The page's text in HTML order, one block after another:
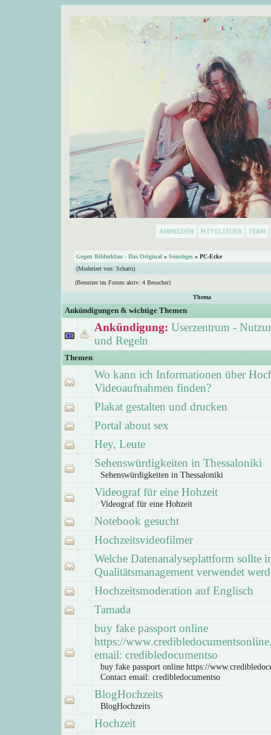
Gegen Bilderklau - Das Original » Sonstiges » PC-Ecke
(Moderiert von: Schatti)
(Benutzer im Forum aktiv: 4 Besucher)
Thema
Ankündigungen & wichtige Themen
Ankündigung: Userzentrum -
und Regeln
Themen
Wo kann ich Informationen über
Videoaufnahmen finden?
Plakat gestalten und drucken
Portal about sex
Hey, Leute
Sehenswürdigkeiten in Thessaloniki
Sehenswürdigkeiten in Thessaloniki
Videograf für eine Hohzeit
Videograf für eine Hohzeit
Notebook gesucht
Hochzeitsvideofilmer
Welche Datenanalyseplattform sollte
Qualitätsmanagement verwendet
Hochzeitsmoderation auf Englisch
Tamada
buy fake passport online
https://
email: credibledocumentso
buy fake passport online https://
Contact email: credibledocumentso
BlogHochzeits
BlogHochzeits
Hochzeit